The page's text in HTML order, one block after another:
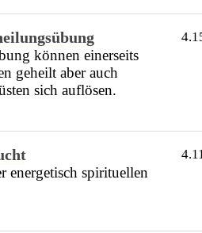
können einerseits
geheilt aber auch
sich auflösen.
energetisch spirituellen